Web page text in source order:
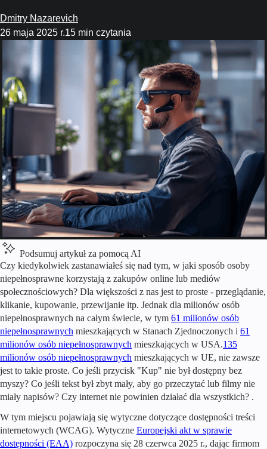
Dmitry Nazarevich
26 maja 2025 r.15 min czytania
Podsumuj artykuł za pomocą AI
Czy kiedykolwiek zastanawiałeś się nad tym, w jaki sposób osoby
niepełnosprawne korzystają z zakupów online lub mediów
społecznościowych? Dla większości z nas jest to proste - przeglądanie,
klikanie, kupowanie, przewijanie itp. Jednak dla milionów osób
niepełnosprawnych na całym świecie, w tym 61 milionów osób
niepełnosprawnych mieszkających w Stanach Zjednoczonych i 61
milionów osób niepełnosprawnych mieszkających w USA.135
milionów osób niepełnosprawnych mieszkających w UE, nie zawsze
jest to takie proste. Co jeśli przycisk "Kup" nie był dostępny bez
myszy? Co jeśli tekst był zbyt mały, aby go przeczytać lub filmy nie
miały napisów? Czy internet nie powinien działać dla wszystkich? .
W tym miejscu pojawiają się wytyczne dotyczące dostępności treści
internetowych (WCAG). Wytyczne Europejski akt w sprawie
dostępności (EAA) rozpoczyna się 28 czerwca 2025 r., dając firmom